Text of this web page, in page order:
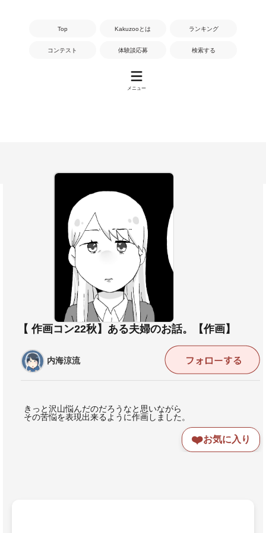
Top Kakuzooとは ランキング
コンテスト 体験談応募 検索する
メニュー
【 作画コン22秋】ある夫婦のお話。【作画】
内海涼流
きっと沢山悩んだのだろうなと思いながら
その苦悩を表現出来るように作画しました。
❤️お気に入り